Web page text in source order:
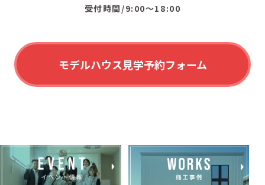
受付時間/9:00〜18:00
モデルハウス見学予約フォーム